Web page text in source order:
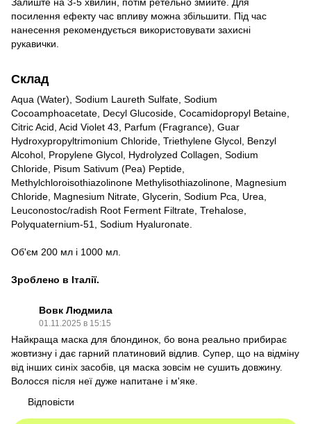
посилення ефекту час впливу можна збільшити. Під час
нанесення рекомендується використовувати захисні
рукавички.
Склад
Aqua (Water), Sodium Laureth Sulfate, Sodium
Cocoamphoacetate, Decyl Glucoside, Cocamidopropyl Betaine,
Citric Acid, Acid Violet 43, Parfum (Fragrance), Guar
Hydroxypropyltrimonium Chloride, Triethylene Glycol, Benzyl
Alcohol, Propylene Glycol, Hydrolyzed Collagen, Sodium
Chloride, Pisum Sativum (Pea) Peptide,
Methylchloroisothiazolinone Methylisothiazolinone, Magnesium
Chloride, Magnesium Nitrate, Glycerin, Sodium Pca, Urea,
Leuconostoc/radish Root Ferment Filtrate, Trehalose,
Polyquaternium-51, Sodium Hyaluronate.
Об'єм 200 мл і 1000 мл.
Зроблено в Італії.
Вовк Людмила
01.11.2025 в 15:15
Найкраща маска для блондинок, бо вона реально прибирає
жовтизну і дає гарний платиновий відлив. Супер, що на відміну
від інших синіх засобів, ця маска зовсім не сушить довжину.
Волосся після неї дуже напитане і м'яке.
Відповісти